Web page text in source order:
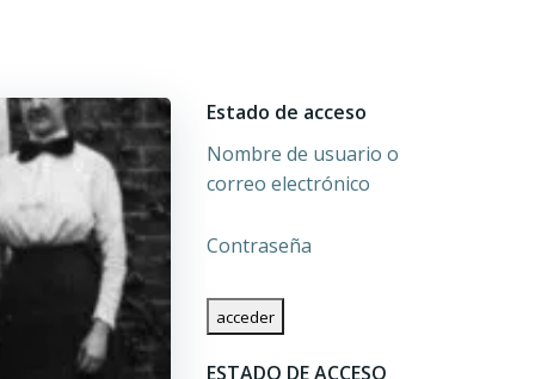
Estado de acceso
Nombre de usuario o
correo electrónico
Contraseña
ESTADO DE ACCESO